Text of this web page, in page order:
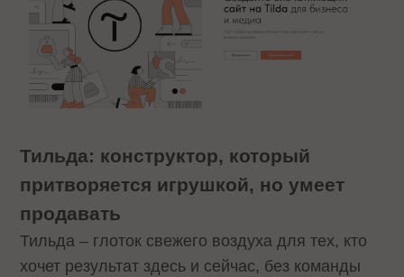
Тильда: конструктор, который
притворяется игрушкой, но умеет
продавать
Тильда – глоток свежего воздуха для тех, кто
хочет результат здесь и сейчас, без команды